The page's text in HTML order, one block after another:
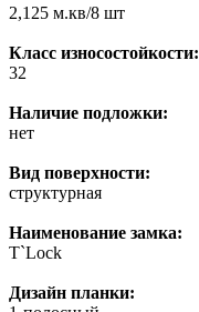
2,125 м.кв/8 шт
Класс износостойкости:
32
Наличие подложки:
нет
Вид поверхности:
структурная
Наименование замка:
T`Lock
Дизайн планки: